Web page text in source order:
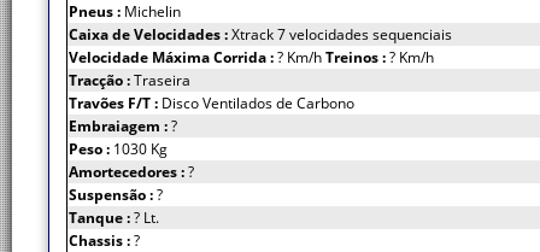
Pneus : Michelin
Caixa de Velocidades :Xtrack 7 velocidades sequenciais
Velocidade Máxima Corrida :? Km/hTreinos :? Km/h
Tracção :Traseira
Travões F/T : Disco Ventilados de Carbono
Embraiagem :?
Peso : 1030 Kg
Amortecedores :?
Suspensão :?
Tanque :? Lt.
Chassis :?